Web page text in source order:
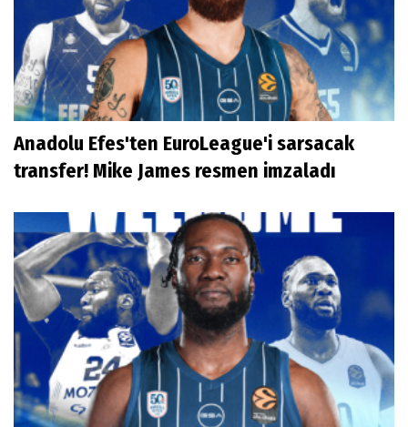
Anadolu Efes'ten EuroLeague'i sarsacak
transfer! Mike James resmen imzaladı